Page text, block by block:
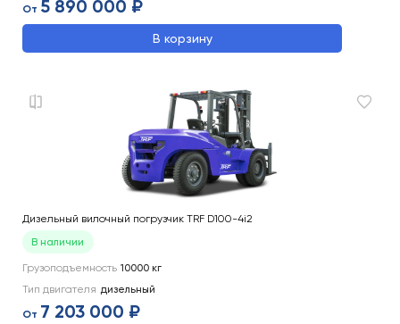
От 5 890 000 ₽
В корзину
Дизельный вилочный погрузчик TRF D100-4i2
В наличии
Грузоподъемность 10000 кг
Тип двигателя дизельный
От 7 203 000 ₽